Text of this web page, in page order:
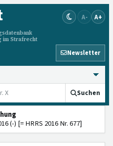
im Strafrecht
A- A+
Newsletter
Suchen
(-) [= HRRS 2016 Nr. 677]